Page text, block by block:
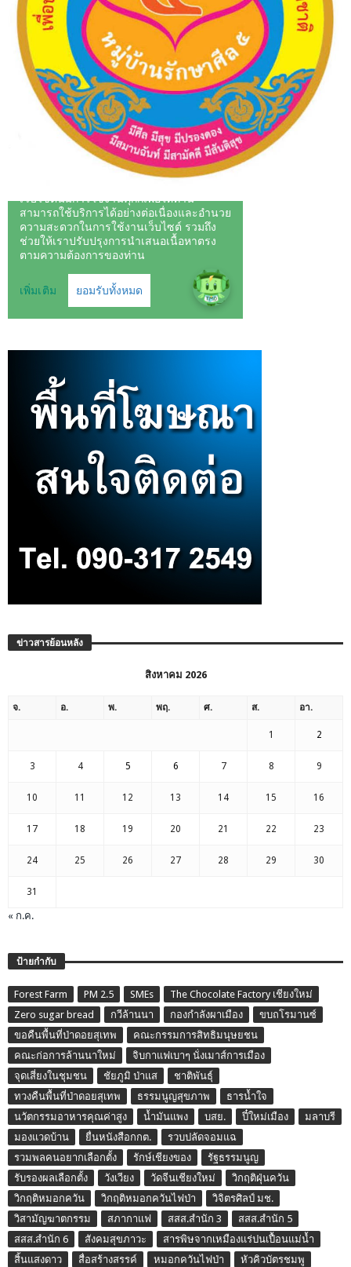
ข่าวสารย้อนหลัง
สิงหาคม 2026
จ. อ. พ. พฤ. ศ. ส. อา.
1 2
3 4 5 6 7 8 9
10 11 12 13 14 15 16
17 18 19 20 21 22 23
24 25 26 27 28 29 30
31
« ก.ค.
ป้ายกำกับ
Forest Farm PM 2.5 SMEs
The Chocolate Factory เชียงใหม่
Zero sugar bread
กวีล้านนา กองกำลังผาเมือง
ขบถโรมานซ์
ขอคืนพื้นที่ป่าดอยสุเทพ
คณะกรรมการสิทธิมนุษยชน
คณะก่อการล้านนาใหม่
จิบกาแฟเบาๆ นั่งเมาส์การเมือง
จุดเสี่ยงในชุมชน
ชัยภูมิ ป่าแส
ชาติพันธุ์
ทวงคืนพื้นที่ป่าดอยสุเทพ
ธรรมนูญสุขภาพ
ธารน้ำใจ
นวัตกรรมอาหารคุณค่าสูง
น้ำมันแพง บสย. ปี๋ใหม่เมือง
มลาบรี
มองแวดบ้าน
ยื่นหนังสือกกต.
รวบปลัดจอมแฉ
รวมพลคนอยากเลือกตั้ง
รักษ์เชียงของ
รัฐธรรมนูญ
รับรองผลเลือกตั้ง
วังเวียง วัดจีนเชียงใหม่
วิกฤติฝุ่นควัน
วิกฤติหมอกควัน
วิกฤติหมอกควันไฟป่า
วิจิตรศิลป์ มช.
วิสามัญฆาตกรรม
สภากาแฟ สสส.สำนัก 3
สสส.สำนัก 5
สสส.สำนัก 6
สังคมสุขภาวะ
สารพิษจากเหมืองแร่ปนเปื้อนแม่น้ำ
สิ้นแสงดาว
สื่อสร้างสรรค์ หมอกควันไฟป่า หัวคิวบัตรชมพู